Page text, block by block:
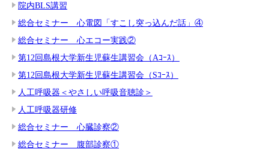
院内BLS講習
総合セミナー 心電図「すこし突っ込んだ話」④
総合セミナー 心エコー実践②
第12回島根大学新生児蘇生講習会（Aｺｰｽ）
第12回島根大学新生児蘇生講習会（Sｺｰｽ）
人工呼吸器＜やさしい呼吸音聴診＞
人工呼吸器研修
総合セミナー 心臓診察②
総合セミナー 腹部診察①